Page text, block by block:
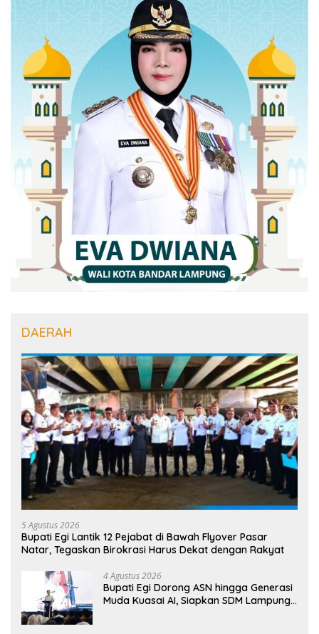
DAERAH
5 Agustus 2026
Bupati Egi Lantik 12 Pejabat di Bawah Flyover Pasar
Natar, Tegaskan Birokrasi Harus Dekat dengan Rakyat
4 Agustus 2026
Bupati Egi Dorong ASN hingga Generasi
Muda Kuasai AI, Siapkan SDM Lampung